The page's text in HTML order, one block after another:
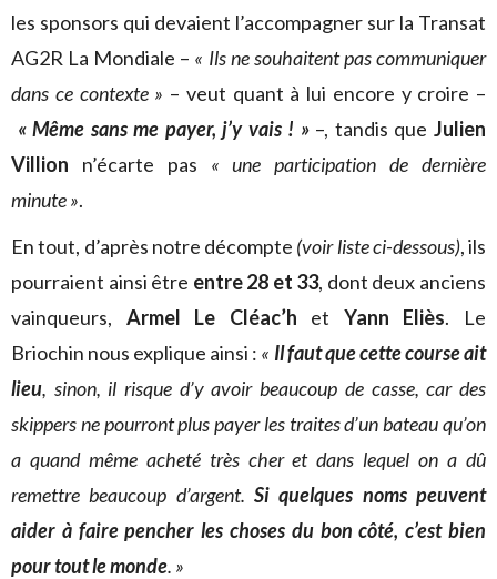
les sponsors qui devaient l’accompagner sur la Transat
AG2R La Mondiale – « Ils ne souhaitent pas communiquer
dans ce contexte » – veut quant à lui encore y croire –
« Même sans me payer, j’y vais ! » –, tandis que Julien
Villion n’écarte pas « une participation de dernière
minute ».
En tout, d’après notre décompte (voir liste ci-dessous), ils
pourraient ainsi être entre 28 et 33, dont deux anciens
vainqueurs, Armel Le Cléac’h et Yann Eliès. Le
Briochin nous explique ainsi : « Il faut que cette course ait
lieu, sinon, il risque d’y avoir beaucoup de casse, car des
skippers ne pourront plus payer les traites d’un bateau qu’on
a quand même acheté très cher et dans lequel on a dû
remettre beaucoup d’argent. Si quelques noms peuvent
aider à faire pencher les choses du bon côté, c’est bien
pour tout le monde. »